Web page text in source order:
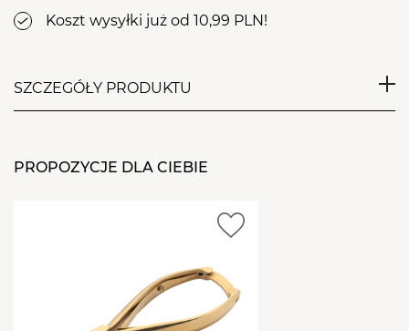
Koszt wysyłki już od 10,99 PLN!
SZCZEGÓŁY PRODUKTU
głębokiej czerwieni stworzysz piękną stylizację
idealna, średnia gęstość
bezpieczny dla paznokci i dłoni
trwałość nawet do 3 tygodni
PROPOZYCJE DLA CIEBIE